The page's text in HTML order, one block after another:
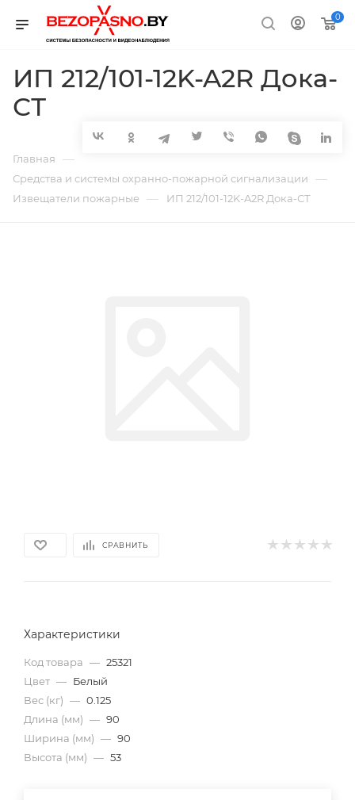
0
ИП 212/101-12K-A2R Дока-
СТ
Главная —
Средства и системы охранно-пожарной сигнализации —
Извещатели пожарные — ИП 212/101-12K-A2R Дока-СТ
СРАВНИТЬ
Характеристики
Код товара — 25321
Цвет — Белый
Вес (кг) — 0.125
Длина (мм) — 90
Ширина (мм) — 90
Высота (мм) — 53